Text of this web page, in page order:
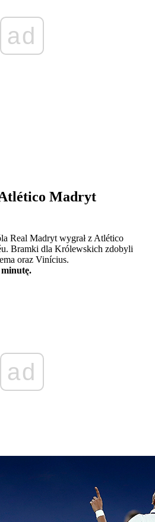
ad
Madryt
Real Madryt wygrał z Atlético
Bramki dla Królewskich zdobyli
oraz Vinícius.
minutę.
ad